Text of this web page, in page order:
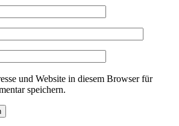
und Website in diesem Browser für
speichern.